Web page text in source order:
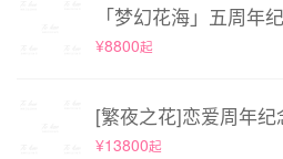
「梦幻花海」五周年
¥8800起
[繁夜之花]恋爱周年纪
¥13800起